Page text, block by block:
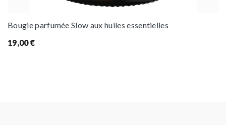
Bougie parfumée Slow aux huiles essentielles
19,00€